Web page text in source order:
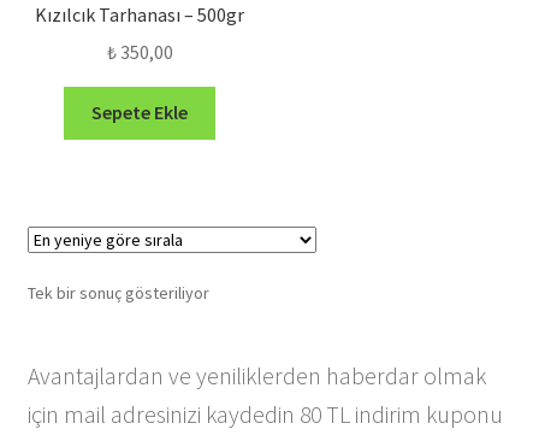
Kızılcık Tarhanası – 500gr
₺350,00
Sepete Ekle
Tek bir sonuç gösteriliyor
Avantajlardan ve yeniliklerden haberdar olmak
için mail adresinizi kaydedin 80 TL indirim kuponu